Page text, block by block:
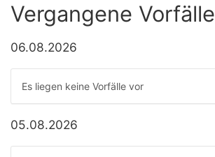
Vergangene Vorfälle
06.08.2026
Es liegen keine Vorfälle vor
05.08.2026